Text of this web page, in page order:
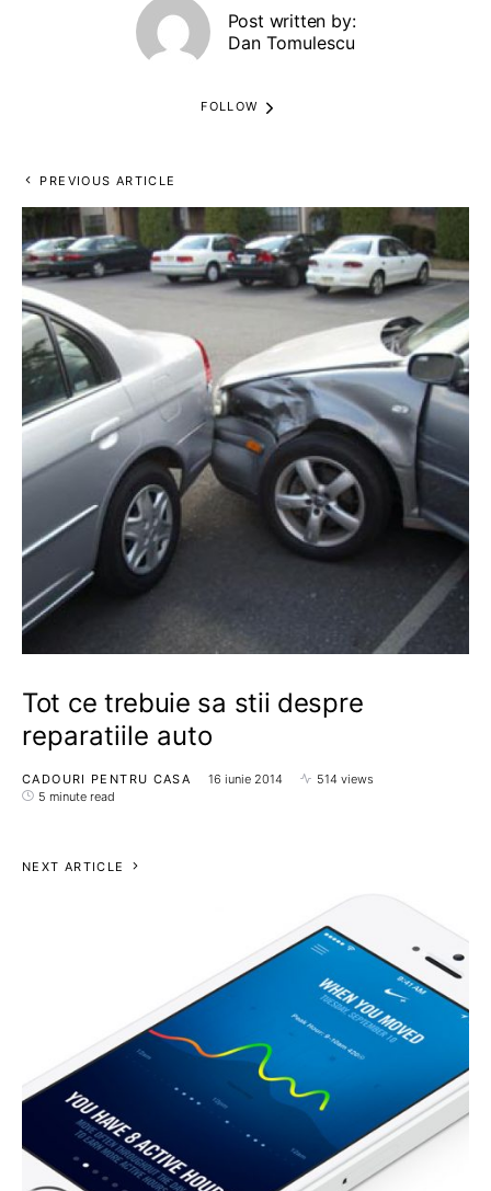
Post written by:
Dan Tomulescu
FOLLOW
PREVIOUS ARTICLE
Tot ce trebuie sa stii despre
reparatiile auto
CADOURI PENTRU CASA 16 iunie 2014
514 views
5 minute read
NEXT ARTICLE